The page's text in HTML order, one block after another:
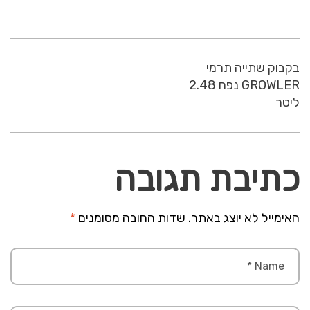
בקבוק שתייה תרמי
GROWLER נפח 2.48
ליטר
כתיבת תגובה
האימייל לא יוצג באתר. שדות החובה מסומנים *